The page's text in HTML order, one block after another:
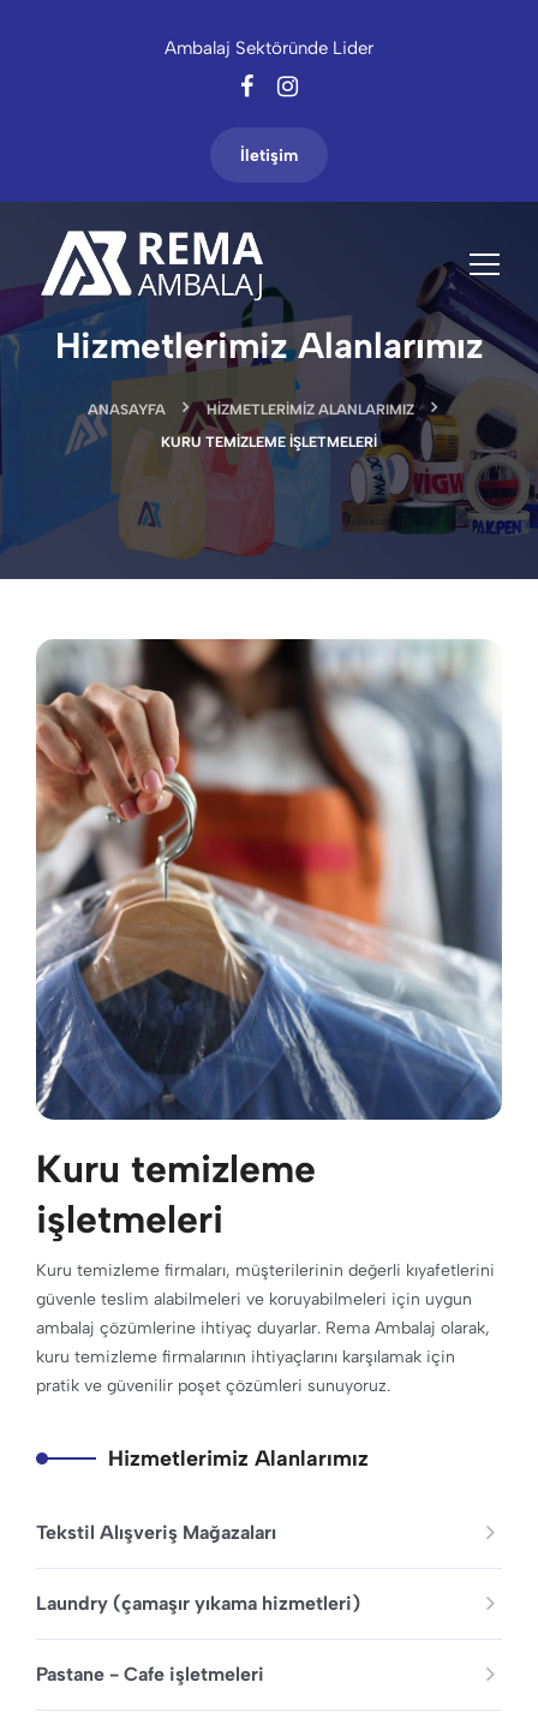
Ambalaj Sektöründe Lider
İletişim
Hizmetlerimiz Alanlarımız
ANASAYFA
HIZMETLERIMIZ ALANLARIMIZ
KURU TEMIZLEME IŞLETMELERI
Kuru temizleme
işletmeleri
Kuru temizleme firmaları, müşterilerinin değerli kıyafetlerini
güvenle teslim alabilmeleri ve koruyabilmeleri için uygun
ambalaj çözümlerine ihtiyaç duyarlar. Rema Ambalaj olarak,
kuru temizleme firmalarının ihtiyaçlarını karşılamak için
pratik ve güvenilir poşet çözümleri sunuyoruz.
Hizmetlerimiz Alanlarımız
Tekstil Alışveriş Mağazaları
Laundry (çamaşır yıkama hizmetleri)
Pastane - Cafe işletmeleri